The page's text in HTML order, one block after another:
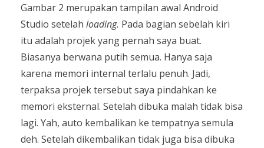
Gambar 2 merupakan tampilan awal Android
Studio setelah loading. Pada bagian sebelah kiri
itu adalah projek yang pernah saya buat.
Biasanya berwana putih semua. Hanya saja
karena memori internal terlalu penuh. Jadi,
terpaksa projek tersebut saya pindahkan ke
memori eksternal. Setelah dibuka malah tidak bisa
lagi. Yah, auto kembalikan ke tempatnya semula
deh. Setelah dikembalikan tidak juga bisa dibuka